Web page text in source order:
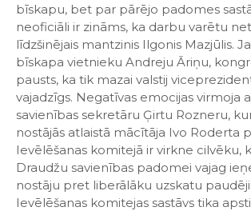
bīskapu, bet par pārējo padomes
neoficiāli ir zināms, ka darbu varētu
līdzšinējais mantzinis Ilgonis Mazjūlis.
bīskapa vietnieku Andreju Āriņu,
pausts, ka tik mazai valstij
vajadzīgs. Negatīvas emocijas virmoja
savienības sekretāru Ģirtu Rozneru,
nostājās atlaistā mācītāja Ivo Roderta
Ievēlēšanas komitejā ir virkne cilvēku,
Draudžu savienības padomei vajag
nostāju pret liberālāku uzskatu
Ievēlēšanas komitejas sastāvs tika